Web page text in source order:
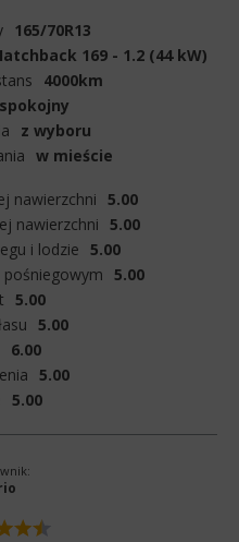
165/70R13
169 - 1.2 (44 kW)
4000km
spokojny
z wyboru
w mieście
nawierzchni 5.00
nawierzchni 5.00
i lodzie 5.00
pośniegowym 5.00
5.00
5.00
6.00
5.00
5.00